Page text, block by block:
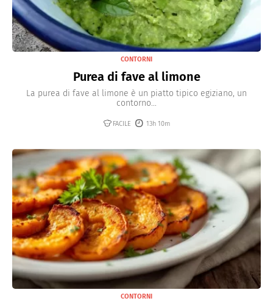
CONTORNI
Purea di fave al limone
La purea di fave al limone è un piatto tipico egiziano, un
contorno...
FACILE 13h 10m
CONTORNI